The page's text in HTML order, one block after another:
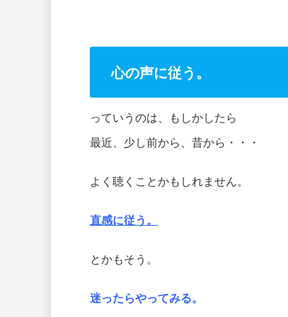
心の声に従う。
っていうのは、もしかしたら
最近、少し前から、昔から・・・
よく聴くことかもしれません。
直感に従う。
とかもそう。
迷ったらやってみる。